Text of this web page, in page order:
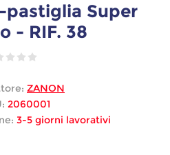
Super
- RIF. 38
ZANON
2060001
3-5 giorni lavorativi